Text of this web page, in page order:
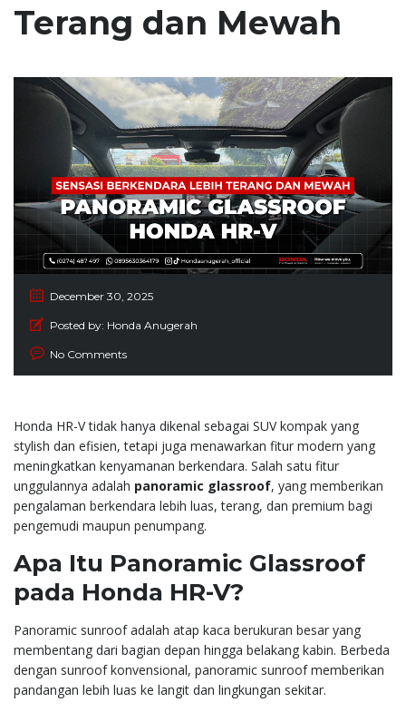
Terang dan Mewah
December 30, 2025
Posted by: Honda Anugerah
No Comments
Honda HR-V tidak hanya dikenal sebagai SUV kompak yang
stylish dan efisien, tetapi juga menawarkan fitur modern yang
meningkatkan kenyamanan berkendara. Salah satu fitur
unggulannya adalah panoramic glassroof, yang memberikan
pengalaman berkendara lebih luas, terang, dan premium bagi
pengemudi maupun penumpang.
Apa Itu Panoramic Glassroof
pada Honda HR-V?
Panoramic sunroof adalah atap kaca berukuran besar yang
membentang dari bagian depan hingga belakang kabin. Berbeda
dengan sunroof konvensional, panoramic sunroof memberikan
pandangan lebih luas ke langit dan lingkungan sekitar.